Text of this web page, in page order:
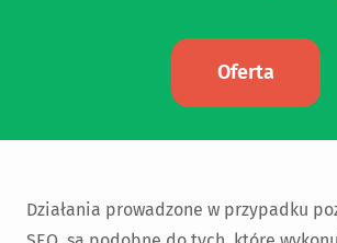
Oferta
Działania prowadzone w przypadku